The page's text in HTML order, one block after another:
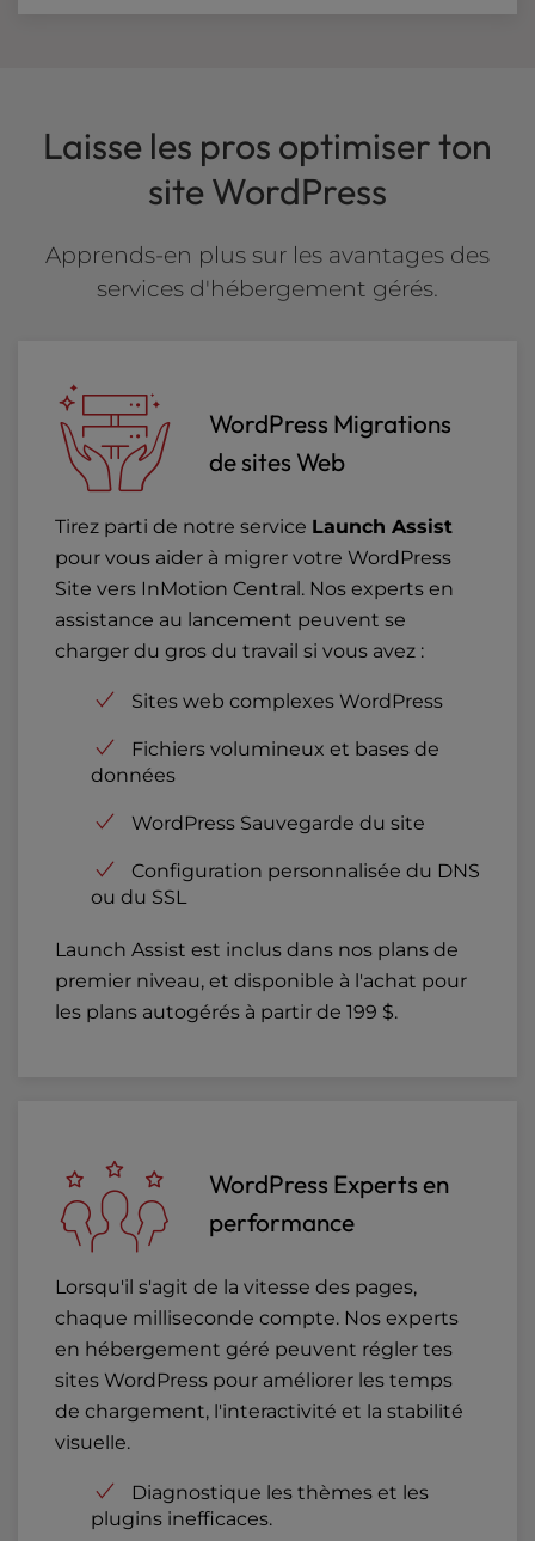
Laisse les pros optimiser ton
site WordPress
Apprends-en plus sur les avantages des
services d'hébergement gérés.
WordPress Migrations
de sites Web
Tirez parti de notre service Launch Assist
pour vous aider à migrer votre WordPress
Site vers InMotion Central. Nos experts en
assistance au lancement peuvent se
charger du gros du travail si vous avez :
Sites web complexes WordPress
Fichiers volumineux et bases de
données
WordPress Sauvegarde du site
Configuration personnalisée du DNS
ou du SSL
Launch Assist est inclus dans nos plans de
premier niveau, et disponible à l'achat pour
les plans autogérés à partir de 199 $.
WordPress Experts en
performance
Lorsqu'il s'agit de la vitesse des pages,
chaque milliseconde compte. Nos experts
en hébergement géré peuvent régler tes
sites WordPress pour améliorer les temps
de chargement, l'interactivité et la stabilité
visuelle.
Diagnostique les thèmes et les
plugins inefficaces.